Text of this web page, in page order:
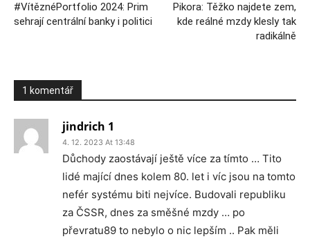
#VítěznéPortfolio 2024: Prim
sehrají centrální banky i politici
Pikora: Těžko najdete zem,
kde reálné mzdy klesly tak
radikálně
1 komentář
jindrich 1
4. 12. 2023 At 13:48
Důchody zaostávají ještě více za tímto … Tito
lidé mající dnes kolem 80. let i víc jsou na tomto
nefér systému biti nejvíce. Budovali republiku
za ČSSR, dnes za směšné mzdy … po
převratu89 to nebylo o nic lepším .. Pak měli